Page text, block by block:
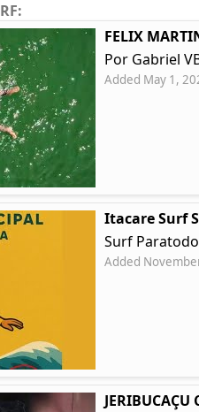
FELIX
Por Gabriel
Added May 1,
Itacare Surf
Surf
Added
JERIBUCAÇU